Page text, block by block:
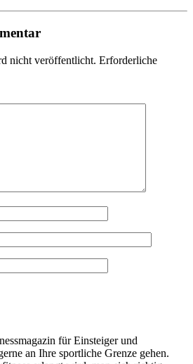
nicht veröffentlicht. Erforderliche
für Einsteiger und
an Ihre sportliche Grenze gehen.